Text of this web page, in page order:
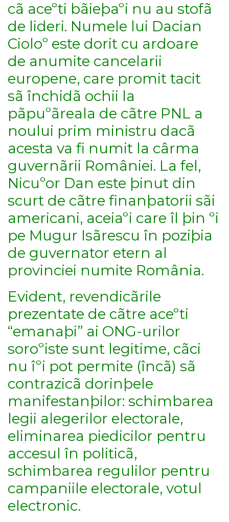
cã aceºti bãieþaºi nu au stofã
de lideri. Numele lui Dacian
Cioloº este dorit cu ardoare
de anumite cancelarii
europene, care promit tacit
sã închidã ochii la
pãpuºãreala de cãtre PNL a
noului prim ministru dacã
acesta va fi numit la cârma
guvernãrii României. La fel,
Nicuºor Dan este þinut din
scurt de cãtre finanþatorii sãi
americani, aceiaºi care îl þin ºi
pe Mugur Isãrescu în poziþia
de guvernator etern al
provinciei numite România.
Evident, revendicãrile
prezentate de cãtre aceºti
“emanaþi” ai ONG-urilor
soroºiste sunt legitime, cãci
nu îºi pot permite (încã) sã
contrazicã dorinþele
manifestanþilor: schimbarea
legii alegerilor electorale,
eliminarea piedicilor pentru
accesul în politicã,
schimbarea regulilor pentru
campaniile electorale, votul
electronic.